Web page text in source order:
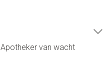
Apotheker van wacht